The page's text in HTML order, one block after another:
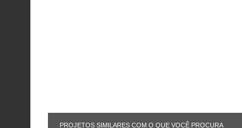
PROJETOS SIMILARES COM O QUE VOCÊ PROCURA